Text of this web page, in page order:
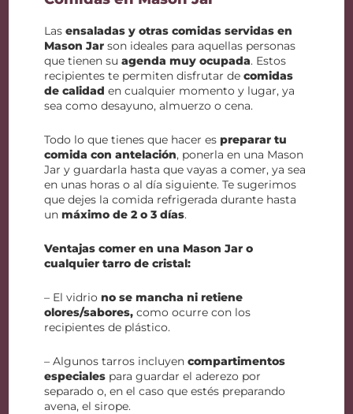
Lasensaladas y otras comidas servidas en
Mason Jar son ideales para aquellas personas
que tienen suagenda muy ocupada. Estos
recipientes te permiten disfrutar decomidas
de calidad en cualquier momento y lugar, ya
sea como desayuno, almuerzo o cena.
Todo lo que tienes que hacer espreparar tu
comida con antelación, ponerla en una Mason
Jar y guardarla hasta que vayas a comer, ya sea
en unas horas o al día siguiente. Te sugerimos
que dejes la comida refrigerada durante hasta
unmáximo de 2 o 3 días.
Ventajas comer en una Mason Jar o
cualquier tarro de cristal:
– El vidriono se mancha ni retiene
olores/sabores, como ocurre con los
recipientes de plástico.
– Algunos tarros incluyencompartimentos
especiales para guardar el aderezo por
separado o, en el caso que estés preparando
avena, el sirope.